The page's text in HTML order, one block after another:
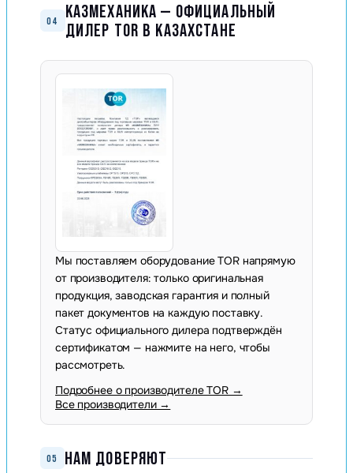
04
КАЗМЕХАНИКА — ОФИЦИАЛЬНЫЙ
ДИЛЕР TOR В КАЗАХСТАНЕ
Мы поставляем оборудование TOR напрямую
от производителя: только оригинальная
продукция, заводская гарантия и полный
пакет документов на каждую поставку.
Статус официального дилера подтверждён
сертификатом — нажмите на него, чтобы
рассмотреть.
Подробнее о производителе TOR →
Все производители →
05 НАМ ДОВЕРЯЮТ